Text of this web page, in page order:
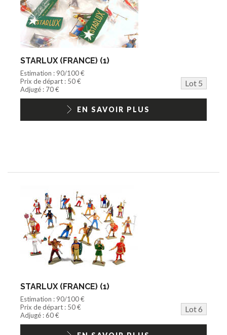
STARLUX (FRANCE) (1)
Estimation : 90/100 €
Prix de départ : 50 €
Lot 5
Adjugé : 70 €
EN SAVOIR PLUS
STARLUX (FRANCE) (1)
Estimation : 90/100 €
Prix de départ : 50 €
Lot 6
Adjugé : 60 €